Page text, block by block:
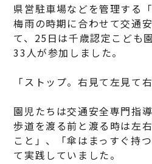
県営駐車場などを管理する
梅雨の時期に合わせて交通
て、25日は千歳認定こども
33人が参加しました。
「ストップ。右見て左見て
園児たちは交通安全専門指
歩道を渡る前と渡る時は左
こと」、「傘はまっすぐ持
て実践していました。